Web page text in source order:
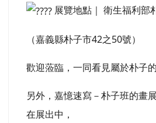
展覽地點｜ 衛生福利部
（嘉義縣朴子市42之50號）
歡迎蒞臨，一同看見屬於朴子
另外，嘉憶速寫－朴子班的畫
在展出中，